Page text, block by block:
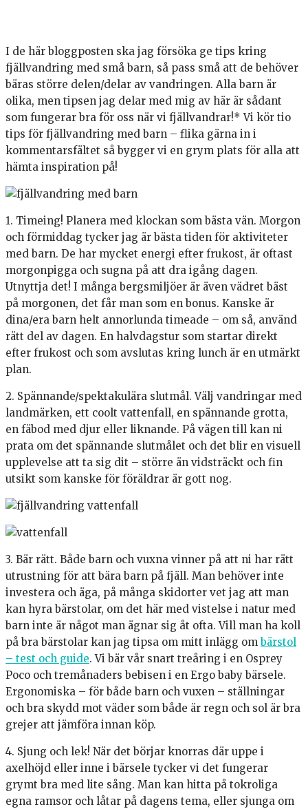
I de här bloggposten ska jag försöka ge tips kring
fjällvandring med små barn, så pass små att de behöver
bäras större delen/delar av vandringen. Alla barn är
olika, men tipsen jag delar med mig av här är sådant
som fungerar bra för oss när vi fjällvandrar!* Vi kör tio
tips för fjällvandring med barn – flika gärna in i
kommentarsfältet så bygger vi en grym plats för alla att
hämta inspiration på!
1. Timeing! Planera med klockan som bästa vän. Morgon
och förmiddag tycker jag är bästa tiden för aktiviteter
med barn. De har mycket energi efter frukost, är oftast
morgonpigga och sugna på att dra igång dagen.
Utnyttja det! I många bergsmiljöer är även vädret bäst
på morgonen, det får man som en bonus. Kanske är
dina/era barn helt annorlunda timeade – om så, använd
rätt del av dagen. En halvdagstur som startar direkt
efter frukost och som avslutas kring lunch är en utmärkt
plan.
2. Spännande/spektakulära slutmål. Välj vandringar med
landmärken, ett coolt vattenfall, en spännande grotta,
en fäbod med djur eller liknande. På vägen till kan ni
prata om det spännande slutmålet och det blir en visuell
upplevelse att ta sig dit – större än vidsträckt och fin
utsikt som kanske för föräldrar är gott nog.
3. Bär rätt. Både barn och vuxna vinner på att ni har rätt
utrustning för att bära barn på fjäll. Man behöver inte
investera och äga, på många skidorter vet jag att man
kan hyra bärstolar, om det här med vistelse i natur med
barn inte är något man ägnar sig åt ofta. Vill man ha koll
på bra bärstolar kan jag tipsa om mitt inlägg om bärstol
– test och guide. Vi bär vår snart treåring i en Osprey
Poco och tremånaders bebisen i en Ergo baby bärsele.
Ergonomiska – för både barn och vuxen – ställningar
och bra skydd mot väder som både är regn och sol är bra
grejer att jämföra innan köp.
4. Sjung och lek! När det börjar knorras där uppe i
axelhöjd eller inne i bärsele tycker vi det fungerar
grymt bra med lite sång. Man kan hitta på tokroliga
egna ramsor och låtar på dagens tema, eller sjunga om